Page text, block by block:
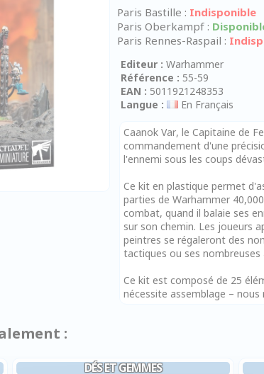
Paris Bastille : Indisponible
Paris Oberkampf :
Paris Rennes-Raspail :
Editeur : Warhammer
Référence : 55-59
EAN : 5011921248353
Langue :
En Français
Caanok Var, le Capitaine de
commandement d'une
l'ennemi sous les coups
Ce kit en plastique permet
parties de Warhammer
combat, quand il balaie ses
sur son chemin. Les joueurs
peintres se régaleront des
tactiques ou ses
Ce kit est composé de 25
nécessite assemblage –
:
DÉS ET GEMMES